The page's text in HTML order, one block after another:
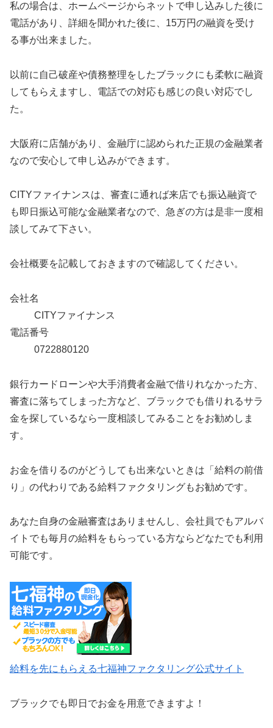
私の場合は、ホームページからネットで申し込みした後に
電話があり、詳細を聞かれた後に、15万円の融資を受け
る事が出来ました。
以前に自己破産や債務整理をしたブラックにも柔軟に融資
してもらえますし、電話での対応も感じの良い対応でし
た。
大阪府に店舗があり、金融庁に認められた正規の金融業者
なので安心して申し込みができます。
CITYファイナンスは、審査に通れば来店でも振込融資で
も即日振込可能な金融業者なので、急ぎの方は是非一度相
談してみて下さい。
会社概要を記載しておきますので確認してください。
会社名
CITYファイナンス
電話番号
0722880120
銀行カードローンや大手消費者金融で借りれなかった方、
審査に落ちてしまった方など、ブラックでも借りれるサラ
金を探しているなら一度相談してみることをお勧めしま
す。
お金を借りるのがどうしても出来ないときは「給料の前借
り」の代わりである給料ファクタリングもお勧めです。
あなた自身の金融審査はありませんし、会社員でもアルバ
イトでも毎月の給料をもらっている方ならどなたでも利用
可能です。
給料を先にもらえる七福神ファクタリング公式サイト
ブラックでも即日でお金を用意できますよ！